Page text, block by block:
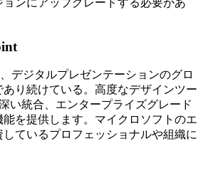
デジタルプレゼンテーションのグロ
り続けている。高度なデザインツー
い統合、エンタープライズグレード
を提供します。マイクロソフトのエ
ているプロフェッショナルや組織に